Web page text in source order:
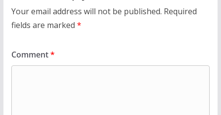
Your email address will not be published. Required
fields are marked *
Comment*